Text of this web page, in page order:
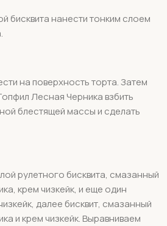
бисквита нанести тонким слоем
на поверхность торта. Затем
Лесная Черника взбить
блестящей массы и сделать
рулетного бисквита, смазанный
крем чизкейк, и еще один
далее бисквит, смазанный
и крем чизкейк. Выравниваем